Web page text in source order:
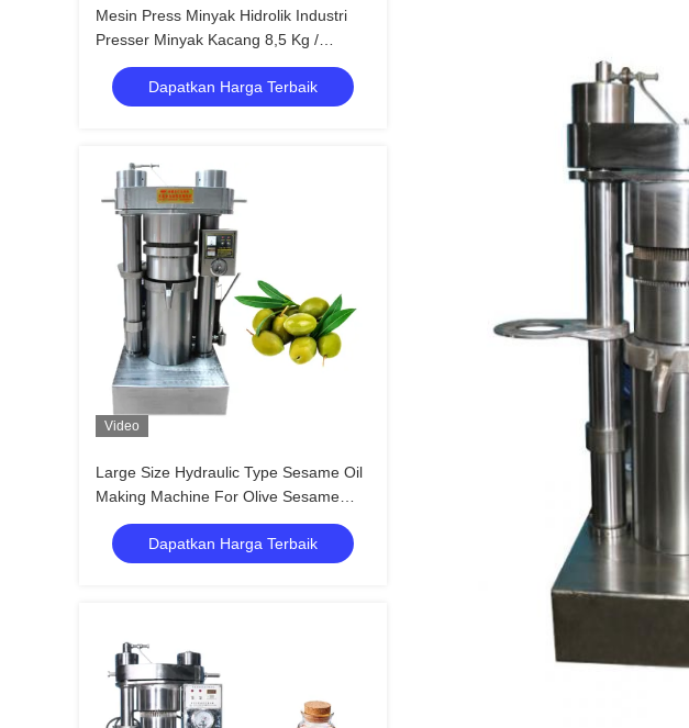
Mesin Press Minyak Hidrolik Industri
Presser Minyak Kacang 8,5 Kg /
Kapasitas Batch
Dapatkan Harga Terbaik
Video
Large Size Hydraulic Type Sesame Oil
Making Machine For Olive Sesame
Avocado
Dapatkan Harga Terbaik